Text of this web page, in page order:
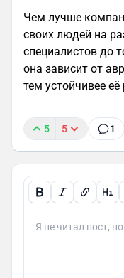
Чем лучше
своих людей на
специалистов до
она зависит от
тем устойчивее
5 5 1